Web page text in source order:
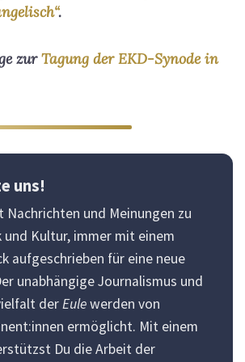
.
zurTagung der EKD-Synode in
uns!
Nachrichten und Meinungen zu
und Kultur, immer mit einem
aufgeschrieben für eine neue
unabhängige Journalismus und
derEulewerden von
ermöglicht. Mit einem
Du die Arbeit der